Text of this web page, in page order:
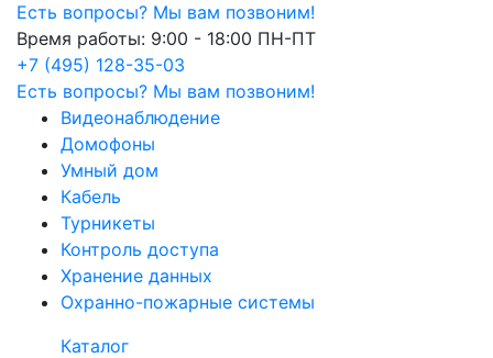
Есть вопросы? Мы вам позвоним!
Время работы: 9:00 - 18:00 ПН-ПТ
+7 (495) 128-35-03
Есть вопросы? Мы вам позвоним!
Видеонаблюдение
Домофоны
Умный дом
Кабель
Турникеты
Контроль доступа
Хранение данных
Охранно-пожарные системы
Каталог